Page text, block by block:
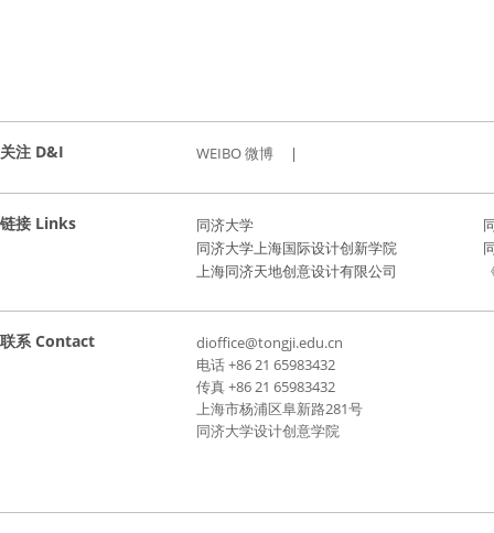
关注 D&I WEIBO 微博 |
链接 Links 同济大学
同济大学上海国际设计创新学院
上海同济天地创意设计有限公司
联系 Contact
dioffice@tongji.edu.cn
电话 +86 21 65983432
传真 +86 21 65983432
上海市杨浦区阜新路281号
同济大学设计创意学院